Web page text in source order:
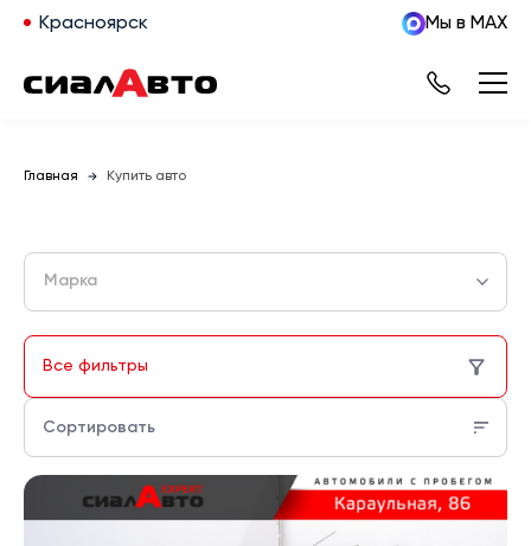
Красноярск Мы в MAX
Главная Купить авто
Марка
Все фильтры
Сортировать